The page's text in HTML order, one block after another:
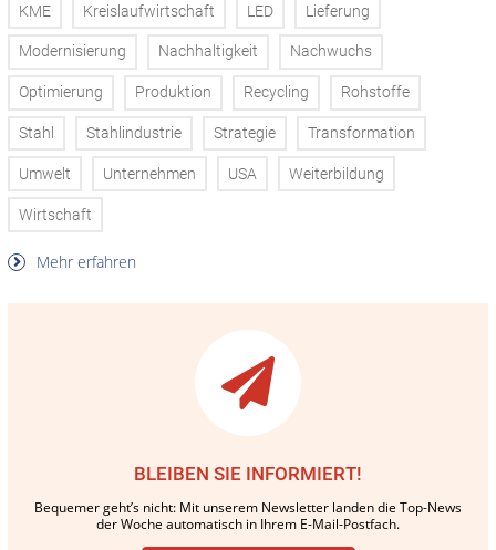
KME Kreislaufwirtschaft LED Lieferung
Modernisierung Nachhaltigkeit Nachwuchs
Optimierung Produktion Recycling Rohstoffe
Stahl Stahlindustrie Strategie Transformation
Umwelt Unternehmen USA Weiterbildung
Wirtschaft
Mehr erfahren
BLEIBEN SIE INFORMIERT!
Bequemer geht’s nicht: Mit unserem Newsletter landen die Top-News
der Woche automatisch in Ihrem E-Mail-Postfach.